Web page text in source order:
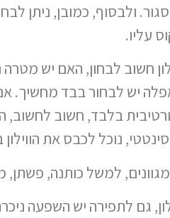
ולבסוף, כמובן, ניתן
עליו.
חשוב לבחון, האם יש מטרה
יש לבחור בבד מחשיך.
בלבד, חשוב לחשוב,
נוכל לכבס את הווילון
למשל כותנה,
גם לתפירה יש השפעה